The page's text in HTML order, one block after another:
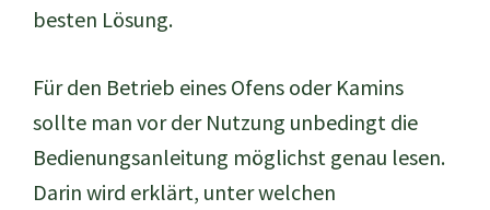
besten Lösung.
Für den Betrieb eines Ofens oder Kamins
sollte man vor der Nutzung unbedingt die
Bedienungsanleitung möglichst genau lesen.
Darin wird erklärt, unter welchen